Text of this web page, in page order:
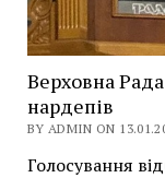
Верховна
нардепів
BY ADMIN ON
Голосування